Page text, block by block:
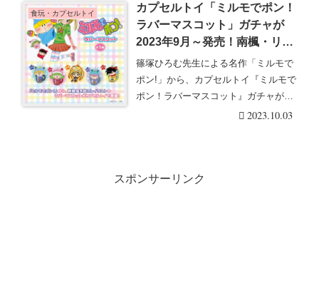
食玩・カプセルトイ
カプセルトイ「ミルモでポン！
ラバーマスコット」ガチャが
2023年9月～発売！南楓・リル
ム・ムルモ・ヤシチなど5種類
♡
篠塚ひろむ先生による名作「ミルモで
ポン!」から、カプセルトイ『ミルモで
ポン！ラバーマスコット』ガチャが
2023年9月末よ・・・続きを読む
2023.10.03
スポンサーリンク